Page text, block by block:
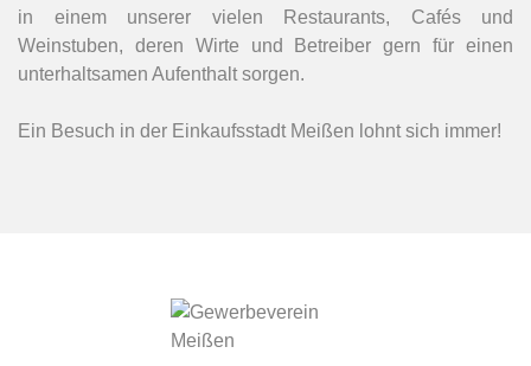
in einem unserer vielen Restaurants, Cafés und
Weinstuben, deren Wirte und Betreiber gern für einen
unterhaltsamen Aufenthalt sorgen.
Ein Besuch in der Einkaufsstadt Meißen lohnt sich immer!